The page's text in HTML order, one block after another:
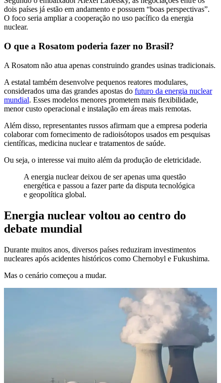
dois países já estão em andamento e possuem “boas perspectivas”.
O foco seria ampliar a cooperação no uso pacífico da energia
nuclear.
O que a Rosatom poderia fazer no Brasil?
A Rosatom não atua apenas construindo grandes usinas tradicionais.
A estatal também desenvolve pequenos reatores modulares,
considerados uma das grandes apostas do futuro da energia nuclear
mundial. Esses modelos menores prometem mais flexibilidade,
menor custo operacional e instalação em áreas mais remotas.
Além disso, representantes russos afirmam que a empresa poderia
colaborar com fornecimento de radioisótopos usados em pesquisas
científicas, medicina nuclear e tratamentos de saúde.
Ou seja, o interesse vai muito além da produção de eletricidade.
A energia nuclear deixou de ser apenas uma questão
energética e passou a fazer parte da disputa tecnológica
e geopolítica global.
Energia nuclear voltou ao centro do
debate mundial
Durante muitos anos, diversos países reduziram investimentos
nucleares após acidentes históricos como Chernobyl e Fukushima.
Mas o cenário começou a mudar.